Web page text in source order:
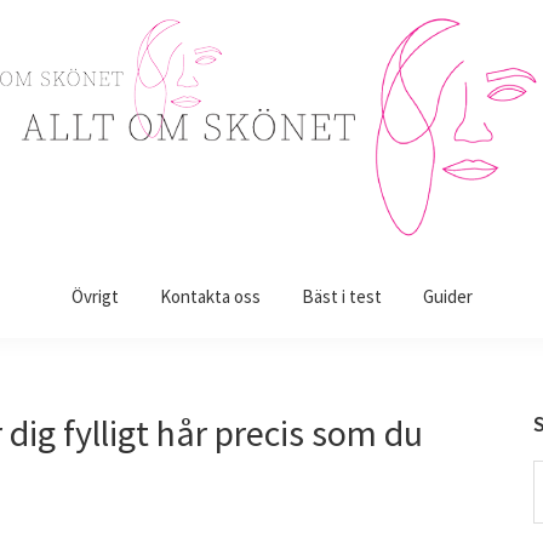
Övrigt Kontakta oss Bäst i test Guider
fylligt hår precis som du